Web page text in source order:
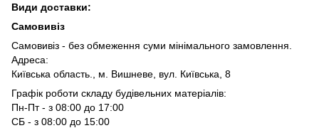
Види доставки:
Самовивіз
Самовивіз - без обмеження суми мінімального замовлення.
Адреса:
Київська область., м. Вишневе, вул. Київська, 8
Графік роботи складу будівельних матеріалів:
Пн-Пт - з 08:00 до 17:00
СБ - з 08:00 до 15:00